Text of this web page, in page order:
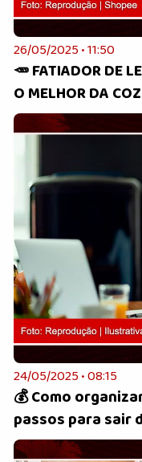
26/05/2025 • 11:50
🥕 FATIADOR DE
O MELHOR DA
24/05/2025 • 08:15
💰 Como
passos para sair